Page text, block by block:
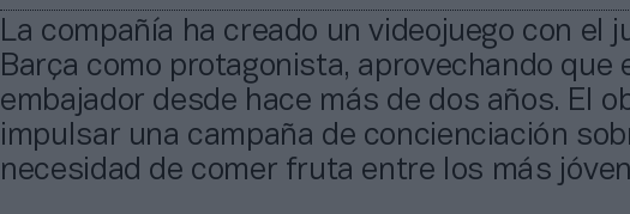
La compañía ha creado un videojuego con el
Barça como protagonista, aprovechando que
embajador desde hace más de dos años. El
impulsar una campaña de concienciación
necesidad de comer fruta entre los más